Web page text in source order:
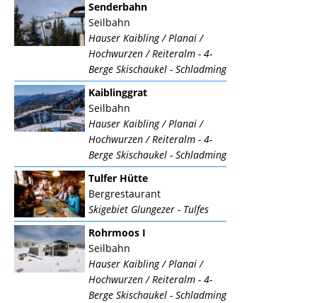
Senderbahn
Seilbahn
Hauser Kaibling / Planai /
Hochwurzen / Reiteralm - 4-
Berge Skischaukel - Schladming
Kaiblinggrat
Seilbahn
Hauser Kaibling / Planai /
Hochwurzen / Reiteralm - 4-
Berge Skischaukel - Schladming
Tulfer Hütte
Bergrestaurant
Skigebiet Glungezer - Tulfes
Rohrmoos I
Seilbahn
Hauser Kaibling / Planai /
Hochwurzen / Reiteralm - 4-
Berge Skischaukel - Schladming